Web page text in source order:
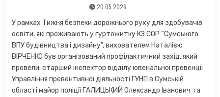
20.05.2026
У рамках Тижня безпеки дорожнього руху для здобувачів
освіти, які проживають у гуртожитку КЗ СОР “Сумського
ВПУ будівництва і дизайну”, вихователем Наталією
ВІРЧЕНКО був організований профілактичний захід, який
провели: старший інспектор відділу ювенальної превенції
Управління превентивної діяльності ГУНП в Сумській
області майор поліції ГАЛИЦЬКИЙ Олександр Іванович та